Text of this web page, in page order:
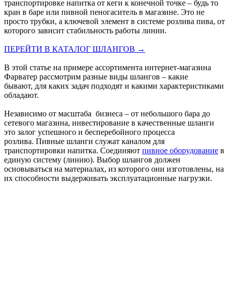
транспортировке напитка от кеги к конечной точке – будь то
кран в баре или пивной пеногаситель в магазине. Это не
просто трубки, а ключевой элемент в системе розлива пива, от
которого зависит стабильность работы линии.
ПЕРЕЙТИ В КАТАЛОГ ШЛАНГОВ →
В этой статье на примере ассортимента интернет-магазина
Фарватер рассмотрим разные виды шлангов – какие
бывают, для каких задач подходят и какими характеристиками
обладают.
Независимо от масштаба бизнеса – от небольшого бара до
сетевого магазина, инвестирование в качественные шланги
это залог успешного и бесперебойного процесса
розлива. Пивные шланги служат каналом для
транспортировки напитка. Соединяют пивное оборудование в
единую систему (линию). Выбор шлангов должен
основываться на материалах, из которого они изготовлены, на
их способности выдерживать эксплуатационные нагрузки.